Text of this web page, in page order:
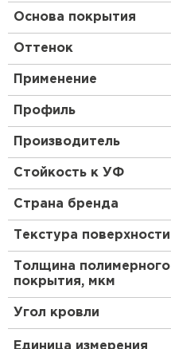
Основа покрытия
Оттенок
Применение
Профиль
Производитель
Стойкость к УФ
Страна бренда
Текстура поверхности
Толщина полимерного
покрытия, мкм
Угол кровли
Единица измерения